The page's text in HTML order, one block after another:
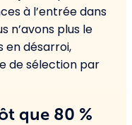
à l’entrée dans
n’avons plus le
en désarroi,
de sélection par
que 80 %